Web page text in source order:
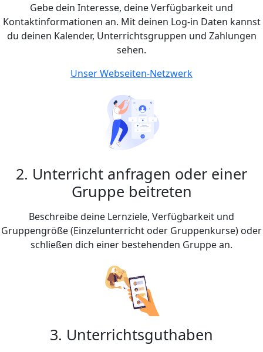
Gebe dein Interesse, deine Verfügbarkeit und
Kontaktinformationen an. Mit deinen Log-in Daten kannst
du deinen Kalender, Unterrichtsgruppen und Zahlungen
sehen.
Unser Webseiten-Netzwerk
2. Unterricht anfragen oder einer
Gruppe beitreten
Beschreibe deine Lernziele, Verfügbarkeit und
Gruppengröße (Einzelunterricht oder Gruppenkurse) oder
schließen dich einer bestehenden Gruppe an.
3. Unterrichtsguthaben